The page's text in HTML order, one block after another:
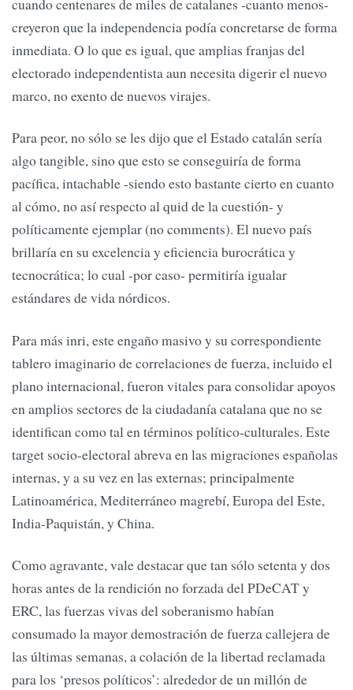
cuando centenares de miles de catalanes -cuanto menos-
creyeron que la independencia podía concretarse de forma
inmediata. O lo que es igual, que amplias franjas del
electorado independentista aun necesita digerir el nuevo
marco, no exento de nuevos virajes.
Para peor, no sólo se les dijo que el Estado catalán sería
algo tangible, sino que esto se conseguiría de forma
pacífica, intachable -siendo esto bastante cierto en cuanto
al cómo, no así respecto al quid de la cuestión- y
políticamente ejemplar (no comments). El nuevo país
brillaría en su excelencia y eficiencia burocrática y
tecnocrática; lo cual -por caso- permitiría igualar
estándares de vida nórdicos.
Para más inri, este engaño masivo y su correspondiente
tablero imaginario de correlaciones de fuerza, incluido el
plano internacional, fueron vitales para consolidar apoyos
en amplios sectores de la ciudadanía catalana que no se
identifican como tal en términos político-culturales. Este
target socio-electoral abreva en las migraciones españolas
internas, y a su vez en las externas; principalmente
Latinoamérica, Mediterráneo magrebí, Europa del Este,
India-Paquistán, y China.
Como agravante, vale destacar que tan sólo setenta y dos
horas antes de la rendición no forzada del PDeCAT y
ERC, las fuerzas vivas del soberanismo habían
consumado la mayor demostración de fuerza callejera de
las últimas semanas, a colación de la libertad reclamada
para los ‘presos políticos’: alrededor de un millón de